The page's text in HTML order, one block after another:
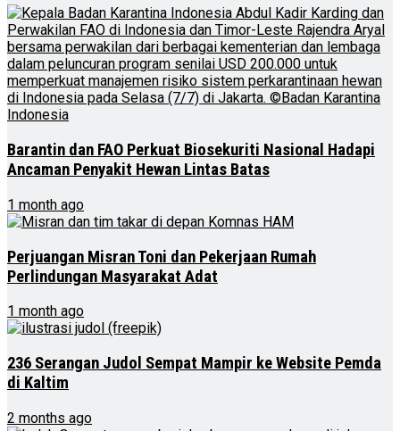
Barantin dan FAO Perkuat Biosekuriti Nasional Hadapi
Ancaman Penyakit Hewan Lintas Batas
1 month ago
Perjuangan Misran Toni dan Pekerjaan Rumah
Perlindungan Masyarakat Adat
1 month ago
236 Serangan Judol Sempat Mampir ke Website Pemda
di Kaltim
2 months ago